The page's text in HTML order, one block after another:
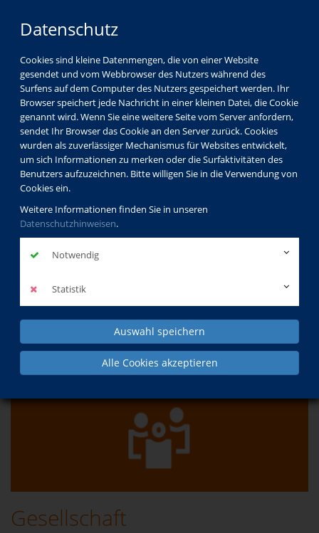
Datenschutz
Cookies sind kleine Datenmengen, die von einer Website
gesendet und vom Webbrowser des Nutzers während des
Surfens auf dem Computer des Nutzers gespeichert werden. Ihr
Browser speichert jede Nachricht in einer kleinen Datei, die Cookie
genannt wird. Wenn Sie eine weitere Seite vom Server anfordern,
sendet Ihr Browser das Cookie an den Server zurück. Cookies
wurden als zuverlässiger Mechanismus für Websites entwickelt,
um sich Informationen zu merken oder die Surfaktivitäten des
Benutzers aufzuzeichnen. Bitte willigen Sie in die Verwendung von
Cookies ein.
Weitere Informationen finden Sie in unseren
Datenschutzhinweisen.
Notwendig
Statistik
Auswahl speichern
Alle Cookies akzeptieren
Gesellschaft